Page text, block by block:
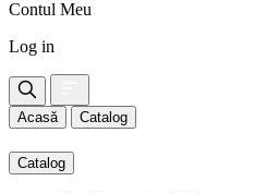
Contul Meu
Log in
Acasă Catalog
Catalog